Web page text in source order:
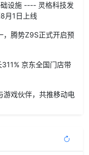
设施 ---- 灵格科技发
月1日上线
，腾势Z9S正式开启预
京东全国门店带
游戏伙伴，共推移动电